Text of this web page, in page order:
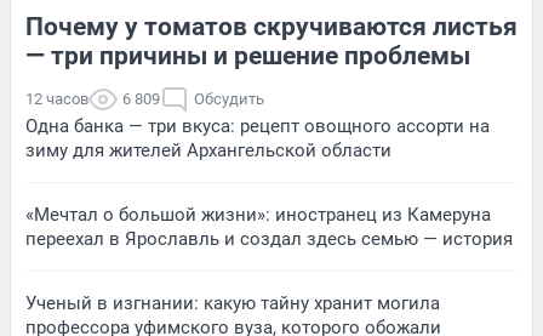
Почему у томатов скручиваются листья
— три причины и решение проблемы
12 часов 6 809 Обсудить
Одна банка — три вкуса: рецепт овощного ассорти на
зиму для жителей Архангельской области
«Мечтал о большой жизни»: иностранец из Камеруна
переехал в Ярославль и создал здесь семью — история
Ученый в изгнании: какую тайну хранит могила
профессора уфимского вуза, которого обожали